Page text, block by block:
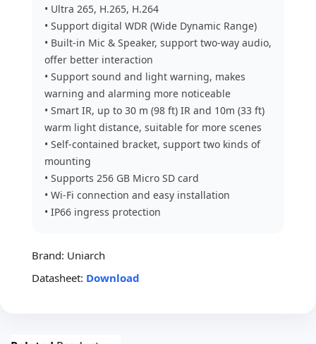
• Ultra 265, H.265, H.264
• Support digital WDR (Wide Dynamic Range)
• Built-in Mic & Speaker, support two-way audio,
offer better interaction
• Support sound and light warning, makes
warning and alarming more noticeable
• Smart IR, up to 30 m (98 ft) IR and 10m (33 ft)
warm light distance, suitable for more scenes
• Self-contained bracket, support two kinds of
mounting
• Supports 256 GB Micro SD card
• Wi-Fi connection and easy installation
• IP66 ingress protection
Brand: Uniarch
Datasheet: Download